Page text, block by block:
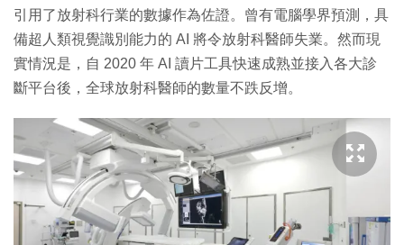
引用了放射科行業的數據作為佐證。曾有電腦學界預測，具
備超人類視覺識別能力的 AI 將令放射科醫師失業。然而現
實情況是，自 2020 年 AI 讀片工具快速成熟並接入各大診
斷平台後，全球放射科醫師的數量不跌反增。